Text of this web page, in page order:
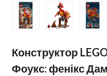
Конструктор
Фоукс: фенікс